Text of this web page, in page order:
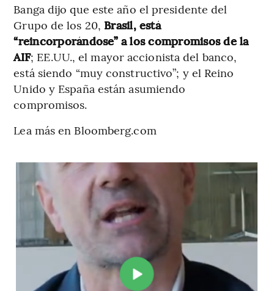
Banga dijo que este año el presidente del
Grupo de los 20, Brasil, está
“reincorporándose” a los compromisos de la
AIF; EE.UU., el mayor accionista del banco,
está siendo “muy constructivo”; y el Reino
Unido y España están asumiendo
compromisos.
Lea más en Bloomberg.com